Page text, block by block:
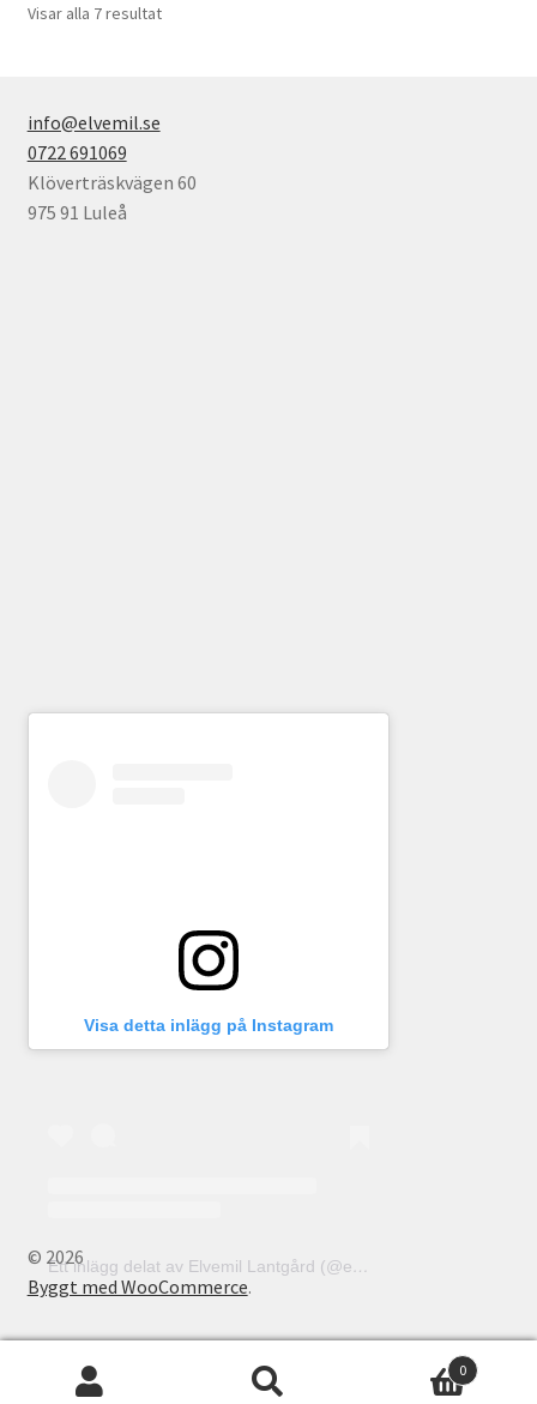
Visar alla 7 resultat
info@elvemil.se
0722 691069
Klöverträskvägen 60
975 91 Luleå
Visa detta inlägg på Instagram
© 2026
Byggt med WooCommerce.
0